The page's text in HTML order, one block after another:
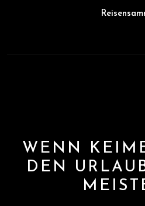
WENN
DEN